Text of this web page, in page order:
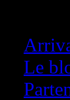
Le